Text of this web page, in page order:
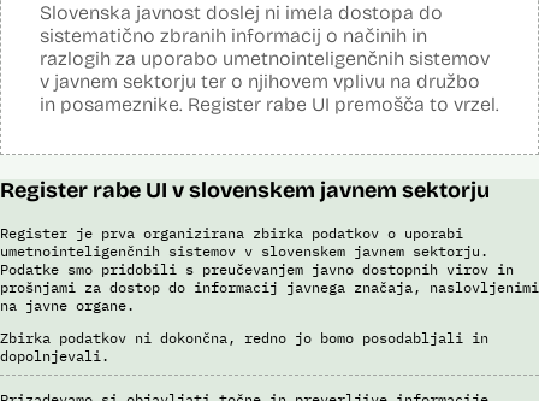
Viri:
Dosje javnega naročila
Odgovor na zahtevek za informacije javnega značaja
Pogodba za izdelavo sistema E-vinjeta
Potek procesa nadzora E-vinjet
Slovenska javnost doslej ni imela dostopa do
sistematično zbranih informacij o načinih in
razlogih za uporabo umetnointeligenčnih sistemov
v javnem sektorju ter o njihovem vplivu na družbo
in posameznike. Register rabe UI premošča to vrzel.
Register rabe UI v slovenskem javnem sektorju
Register je prva organizirana zbirka podatkov o uporabi
umetnointeligenčnih sistemov v slovenskem javnem sektorju.
Podatke smo pridobili s preučevanjem javno dostopnih virov in
prošnjami za dostop do informacij javnega značaja, naslovljenimi
na javne organe.
Zbirka podatkov ni dokončna, redno jo bomo posodabljali in
dopolnjevali.